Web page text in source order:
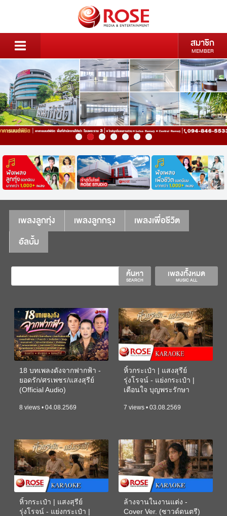
สมาชิก
MEMBER
เพลงลูกทุ่ง เพลงลูกกรุง
เพลงเพื่อชีวิต
อัลบั้ม
เพลงทั้งหมด
MUSIC ALL
ค้นหา
SEARCH
18 บทเพลงดังจากฟากฟ้า -
ยอดรัก/ศรเพชร/แสงสุรีย์
(Official Audio)
8 views • 04.08.2569
หิ้วกระเป๋า | แสงสุรีย์
รุ่งโรจน์ - แย่งกระเป๋า |
เตือนใจ บุญพระรักษา
7 views • 03.08.2569
หิ้วกระเป๋า | แสงสุรีย์
รุ่งโรจน์ - แย่งกระเป๋า |
ล้างจานในงานแต่ง -
Cover Ver. (ซาวด์ดนตรี)